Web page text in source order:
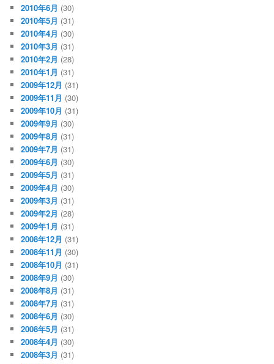
2010年6月 (30)
2010年5月 (31)
2010年4月 (30)
2010年3月 (31)
2010年2月 (28)
2010年1月 (31)
2009年12月 (31)
2009年11月 (30)
2009年10月 (31)
2009年9月 (30)
2009年8月 (31)
2009年7月 (31)
2009年6月 (30)
2009年5月 (31)
2009年4月 (30)
2009年3月 (31)
2009年2月 (28)
2009年1月 (31)
2008年12月 (31)
2008年11月 (30)
2008年10月 (31)
2008年9月 (30)
2008年8月 (31)
2008年7月 (31)
2008年6月 (30)
2008年5月 (31)
2008年4月 (30)
2008年3月 (31)